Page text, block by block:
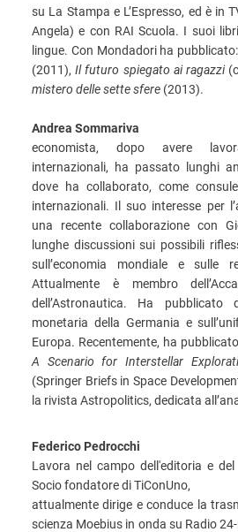
su La Stampa e L’Espresso, ed è in
Angela) e con RAI Scuola. I suoi
lingue. Con Mondadori ha pubblicato:
(2011),Il futuro spiegato ai ragazzi
mistero delle sette sfere (2013).
Andrea Sommariva
economista, dopo avere
internazionali, ha passato lunghi
dove ha collaborato, come
internazionali. Il suo interesse per
una recente collaborazione con
lunghe discussioni sui possibili
sull’economia mondiale e sulle
Attualmente è membro
dell’Astronautica. Ha
monetaria della Germania e
Europa. Recentemente, ha
A Scenario for Interstellar
(Springer Briefs in Space
la rivista Astropolitics, dedicata
Federico Pedrocchi
Lavora nel campo dell'editoria e
Socio fondatore di TiConUno,
attualmente dirige e conduce la
scienza Moebius in onda su Radio